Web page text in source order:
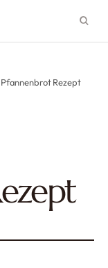
Pfannenbrot Rezept